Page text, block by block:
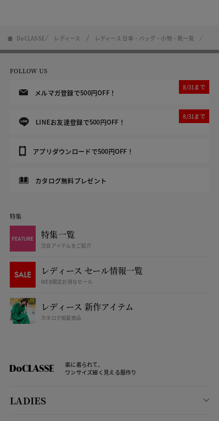
DoCLASSE レディース レディース 日傘・バッグ・小物・靴一覧
FOLLOW US
メルマガ登録で500円OFF！
8/31まで
LINEお友達登録で500円OFF！
8/31まで
アプリダウンロードで500円OFF！
カタログ無料プレゼント
特集
特集一覧
注目アイテムをご紹介
レディース セール情報一覧
WEB限定お得なセール
レディース 新作アイテム
カタログ掲載商品
楽に着られて、
ワンサイズ細く見える服作り
LADIES